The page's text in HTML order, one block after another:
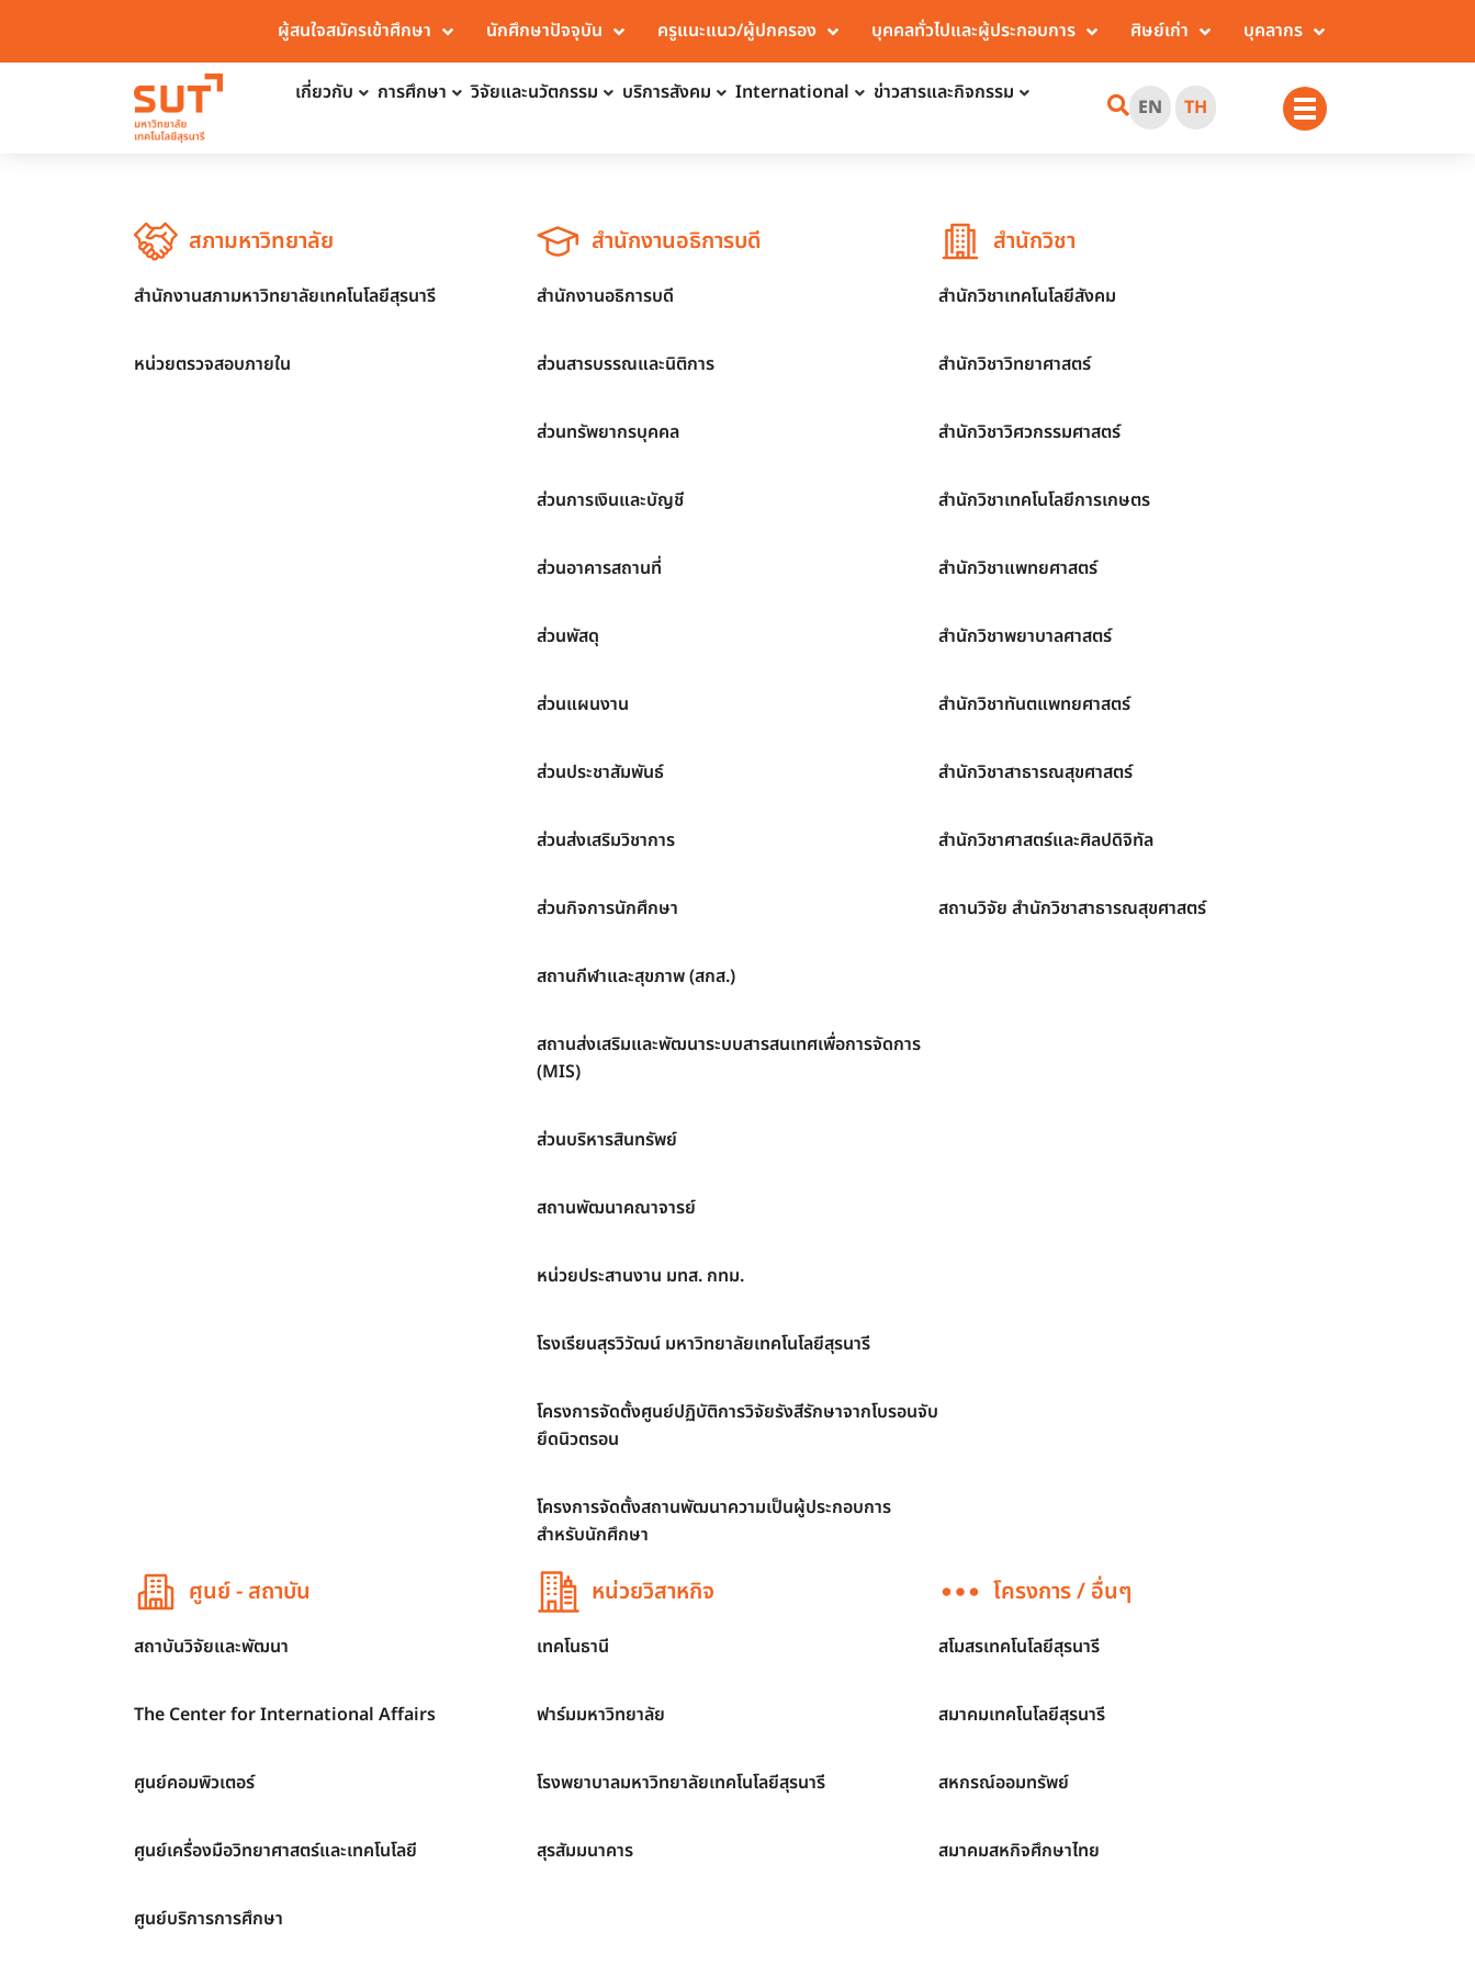
ผู้สนใจสมัครเข้าศึกษา นักศึกษาปัจจุบัน ครูแนะแนว/ผู้ปกครอง บุคคลทั่วไปและผู้ประกอบการ ศิษย์เก่า บุคลากร
เกี่ยวกับ การศึกษา วิจัยและนวัตกรรม บริการสังคม International ข่าวสารและกิจกรรม
EN TH
สภามหาวิทยาลัย
สำนักงานสภามหาวิทยาลัยเทคโนโลยีสุรนารี
หน่วยตรวจสอบภายใน
สำนักงานอธิการบดี
สำนักงานอธิการบดี
ส่วนสารบรรณและนิติการ
ส่วนทรัพยากรบุคคล
ส่วนการเงินและบัญชี
ส่วนอาคารสถานที่
ส่วนพัสดุ
ส่วนแผนงาน
ส่วนประชาสัมพันธ์
ส่วนส่งเสริมวิชาการ
ส่วนกิจการนักศึกษา
สถานกีฬาและสุขภาพ (สกส.)
สถานส่งเสริมและพัฒนาระบบสารสนเทศเพื่อการจัดการ
(MIS)
ส่วนบริหารสินทรัพย์
สถานพัฒนาคณาจารย์
หน่วยประสานงาน มทส. กทม.
โรงเรียนสุรวิวัฒน์ มหาวิทยาลัยเทคโนโลยีสุรนารี
โครงการจัดตั้งศูนย์ปฏิบัติการวิจัยรังสีรักษาจากโบรอนจับ
ยึดนิวตรอน
โครงการจัดตั้งสถานพัฒนาความเป็นผู้ประกอบการ
สำหรับนักศึกษา
สำนักวิชา
สำนักวิชาเทคโนโลยีสังคม
สำนักวิชาวิทยาศาสตร์
สำนักวิชาวิศวกรรมศาสตร์
สำนักวิชาเทคโนโลยีการเกษตร
สำนักวิชาแพทยศาสตร์
สำนักวิชาพยาบาลศาสตร์
สำนักวิชาทันตแพทยศาสตร์
สำนักวิชาสาธารณสุขศาสตร์
สำนักวิชาศาสตร์และศิลปดิจิทัล
สถานวิจัย สำนักวิชาสาธารณสุขศาสตร์
ศูนย์ - สถาบัน
สถาบันวิจัยและพัฒนา
The Center for International Affairs
ศูนย์คอมพิวเตอร์
ศูนย์เครื่องมือวิทยาศาสตร์และเทคโนโลยี
ศูนย์บริการการศึกษา
หน่วยวิสาหกิจ
เทคโนธานี
ฟาร์มมหาวิทยาลัย
โรงพยาบาลมหาวิทยาลัยเทคโนโลยีสุรนารี
สุรสัมมนาคาร
โครงการ / อื่นๆ
สโมสรเทคโนโลยีสุรนารี
สมาคมเทคโนโลยีสุรนารี
สหกรณ์ออมทรัพย์
สมาคมสหกิจศึกษาไทย